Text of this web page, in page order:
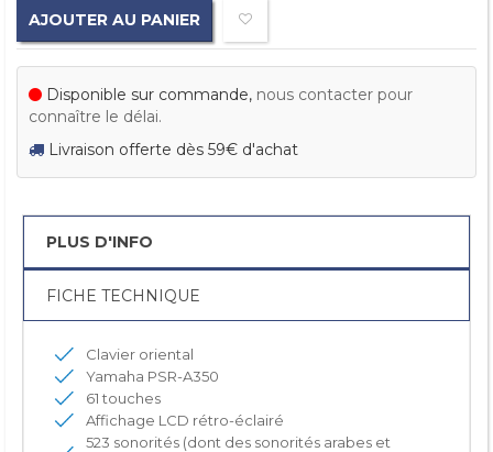
AJOUTER AU PANIER
Disponible sur commande, nous contacter pour
connaître le délai.
Livraison offerte dès 59€ d'achat
PLUS D'INFO
FICHE TECHNIQUE
Clavier oriental
Yamaha PSR-A350
61 touches
Affichage LCD rétro-éclairé
523 sonorités (dont des sonorités arabes et